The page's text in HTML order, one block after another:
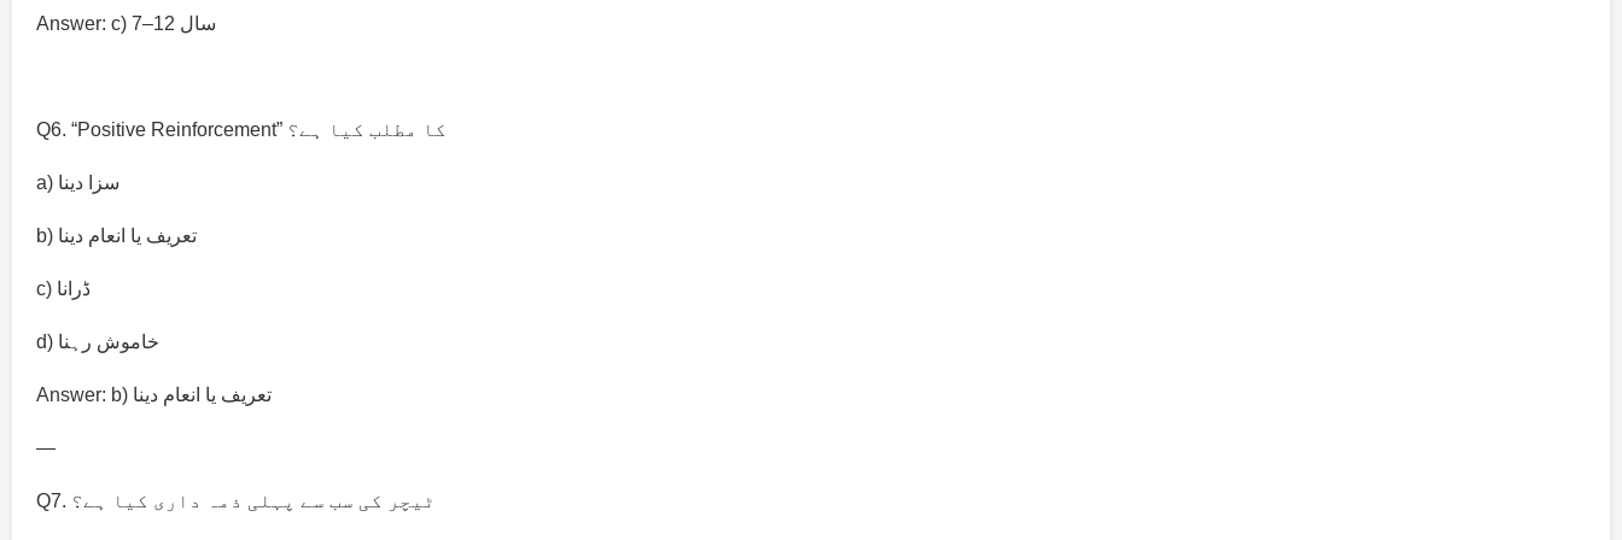
Answer: c) 7–12 سال
Q6. “Positive Reinforcement” کا مطلب کیا ہے؟
a) سزا دینا
b) تعریف یا انعام دینا
c) ڈرانا
d) خاموش رہنا
Answer: b) تعریف یا انعام دینا
—
Q7. ٹیچر کی سب سے پہلی ذمہ داری کیا ہے؟